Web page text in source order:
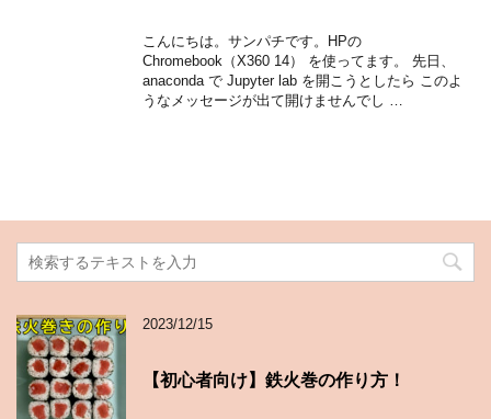
こんにちは。サンパチです。HPの
Chromebook（X360 14） を使ってます。 先日、
anaconda で Jupyter lab を開こうとしたら このよ
うなメッセージが出て開けませんでし …
2023/12/15
【初心者向け】鉄火巻の作り方！